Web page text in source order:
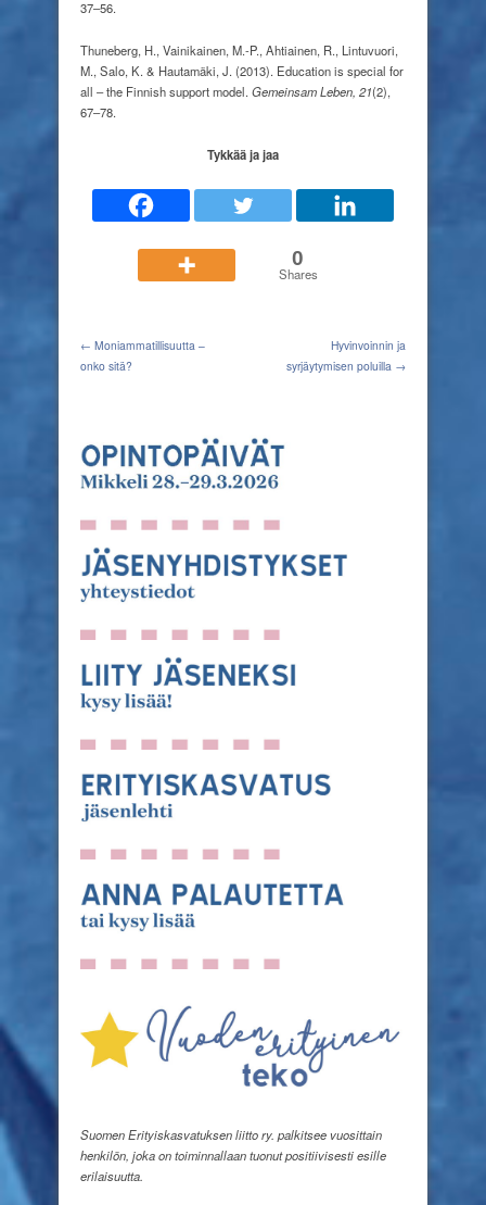
37–56.
Thuneberg, H., Vainikainen, M.-P., Ahtiainen, R., Lintuvuori,
M., Salo, K. & Hautamäki, J. (2013). Education is special for
all – the Finnish support model. Gemeinsam Leben, 21(2),
67–78.
Tykkää ja jaa
0
Shares
← Moniammatillisuutta –
onko sitä?
Hyvinvoinnin ja
syrjäytymisen poluilla →
Suomen Erityiskasvatuksen liitto ry. palkitsee vuosittain
henkilön, joka on toiminnallaan tuonut positiivisesti esille
erilaisuutta.